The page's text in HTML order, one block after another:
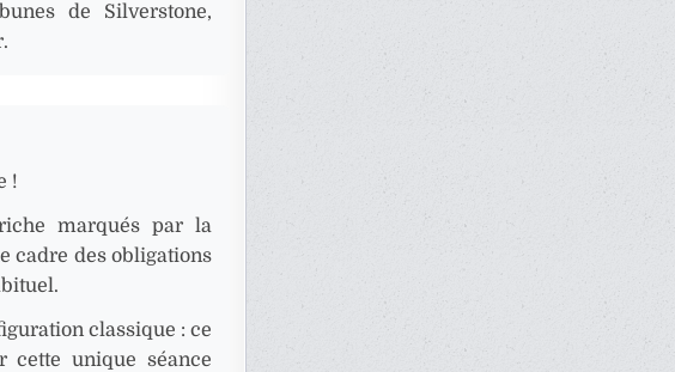
de Silverstone,
!
marqués par la
cadre des obligations
classique : ce
unique séance